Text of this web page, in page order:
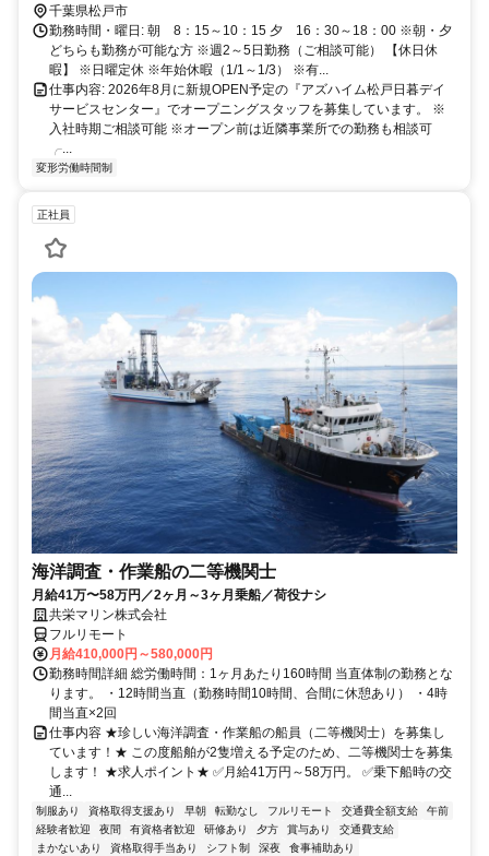
千葉県松戸市
勤務時間・曜日: 朝 8：15～10：15 夕 16：30～18：00 ※朝・夕
どちらも勤務が可能な方 ※週2～5日勤務（ご相談可能） 【休日休
暇】 ※日曜定休 ※年始休暇（1/1～1/3） ※有...
仕事内容: 2026年8月に新規OPEN予定の『アズハイム松戸日暮デイ
サービスセンター』でオープニングスタッフを募集しています。 ※
入社時期ご相談可能 ※オープン前は近隣事業所での勤務も相談可
╭...
変形労働時間制
正社員
海洋調査・作業船の二等機関士
月給41万〜58万円／2ヶ月～3ヶ月乗船／荷役ナシ
共栄マリン株式会社
フルリモート
月給410,000円～580,000円
勤務時間詳細 総労働時間：1ヶ月あたり160時間 当直体制の勤務とな
ります。 ・12時間当直（勤務時間10時間、合間に休憩あり） ・4時
間当直×2回
仕事内容 ★珍しい海洋調査・作業船の船員（二等機関士）を募集し
ています！★ この度船舶が2隻増える予定のため、二等機関士を募集
します！ ★求人ポイント★ ✅月給41万円～58万円。 ✅乗下船時の交
通...
制服あり 資格取得支援あり 早朝 転勤なし フルリモート 交通費全額支給
午前
経験者歓迎
夜間 有資格者歓迎 研修あり 夕方 賞与あり
交通費支給
まかないあり
資格取得手当あり シフト制 深夜 食事補助あり